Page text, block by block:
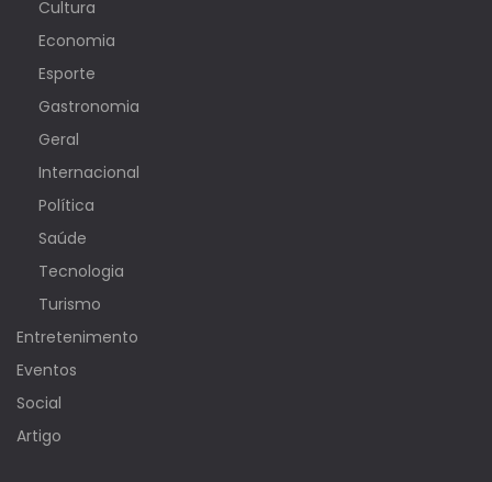
Cultura
Economia
Esporte
Gastronomia
Geral
Internacional
Política
Saúde
Tecnologia
Turismo
Entretenimento
Eventos
Social
Artigo